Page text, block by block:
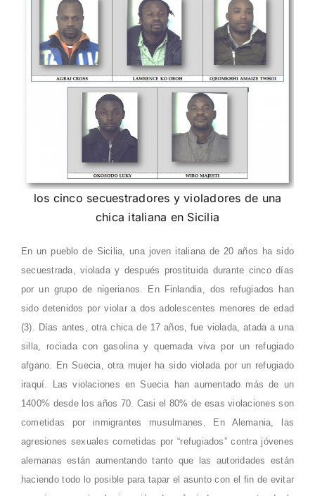
los cinco secuestradores y violadores de una
chica italiana en Sicilia
En un pueblo de Sicilia, una joven italiana de 20 años ha sido
secuestrada, violada y después prostituida durante cinco días
por un grupo de nigerianos. En Finlandia, dos refugiados han
sido detenidos por violar a dos adolescentes menores de edad
(3). Días antes, otra chica de 17 años, fue violada, atada a una
silla, rociada con gasolina y quemada viva por un refugiado
afgano. En Suecia, otra mujer ha sido violada por un refugiado
iraquí. Las violaciones en Suecia han aumentado más de un
1400% desde los años 70. Casi el 80% de esas violaciones son
cometidas por inmigrantes musulmanes. En Alemania, las
agresiones sexuales cometidas por “refugiados” contra jóvenes
alemanas están aumentando tanto que las autoridades están
haciendo todo lo posible para tapar el asunto con el fin de evitar